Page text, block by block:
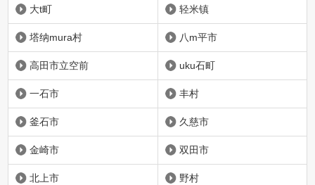
大t町 轻米镇
塔纳mura村 八m平市
高田市立空前 uku石町
一石市 丰村
釜石市 久慈市
金崎市 双田市
北上市 野村